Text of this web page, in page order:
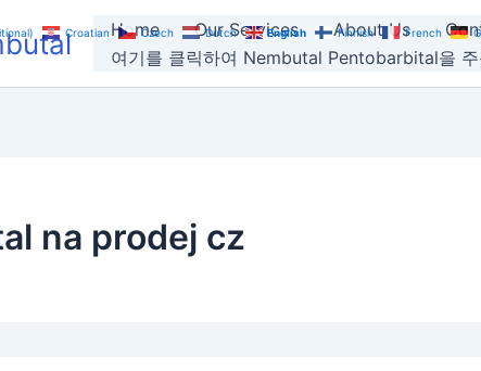
Home Our Services About Us
여기를 클릭하여 Nembutal Pentobarbital을 주
na prodej cz
Croatian Czech Dutch English Finnish French